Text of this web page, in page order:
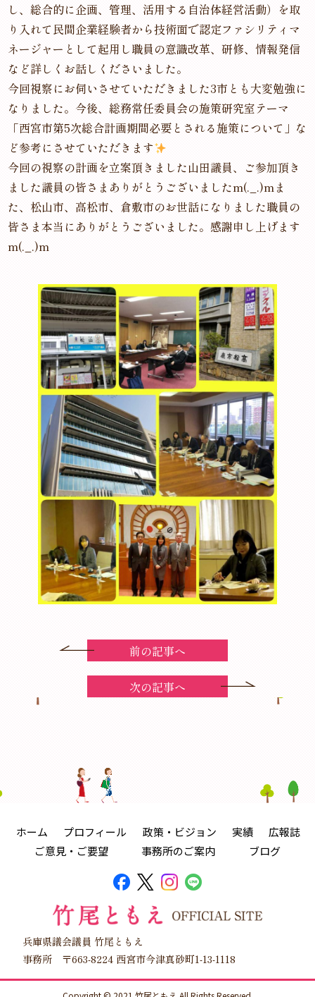
し、総合的に企画、管理、活用する自治体経営活動）を取
り入れて民間企業経験者から技術面で認定ファシリティマ
ネージャーとして起用し職員の意識改革、研修、情報発信
など詳しくお話しくださいました。
今回視察にお伺いさせていただきました3市とも大変勉強に
なりました。今後、総務常任委員会の施策研究室テーマ
「西宮市第5次総合計画期間必要とされる施策について」な
ど参考にさせていただきます
今回の視察の計画を立案頂きました山田議員、ご参加頂き
ました議員の皆さまありがとうございましたm(._.)mま
た、松山市、高松市、倉敷市のお世話になりました職員の
皆さま本当にありがとうございました。感謝申し上げます
m(._.)m
前の記事へ
次の記事へ
ホーム プロフィール 政策・ビジョン 実績
広報誌
ご意見・ご要望
事務所のご案内 ブログ
兵庫県議会議員 竹尾ともえ
事務所 〒663-8224 西宮市今津真砂町1-13-1118